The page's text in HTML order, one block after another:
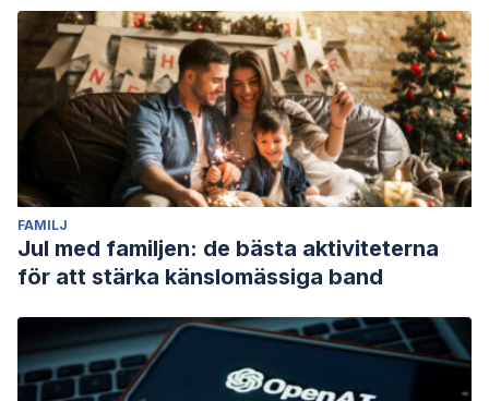
FAMILJ
Jul med familjen: de bästa aktiviteterna
för att stärka känslomässiga band